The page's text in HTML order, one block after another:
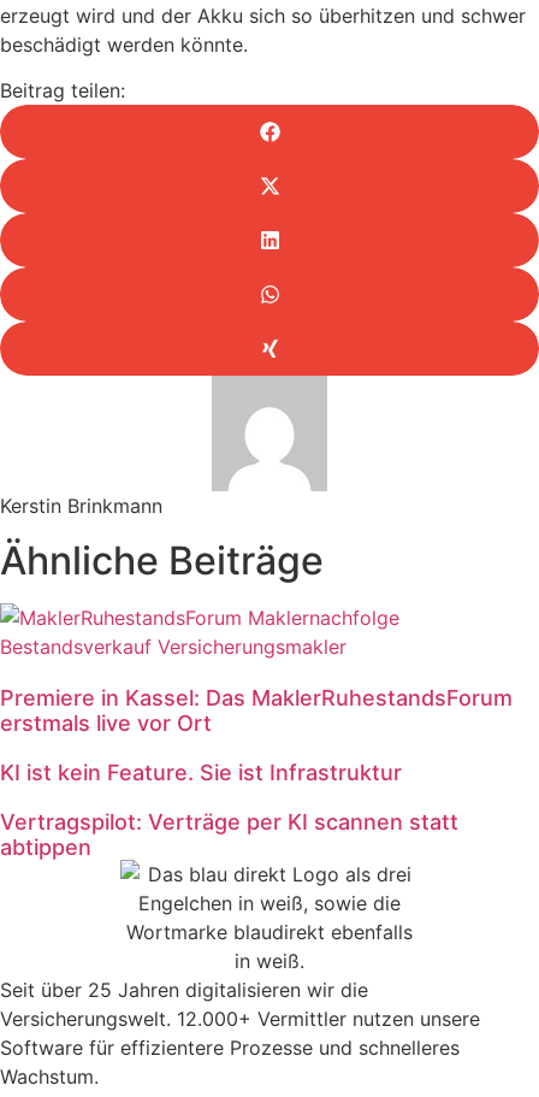
erzeugt wird und der Akku sich so überhitzen und schwer
beschädigt werden könnte.
Beitrag teilen:
Kerstin Brinkmann
Ähnliche Beiträge
Premiere in Kassel: Das MaklerRuhestandsForum
erstmals live vor Ort
KI ist kein Feature. Sie ist Infrastruktur
Vertragspilot: Verträge per KI scannen statt
abtippen
Seit über 25 Jahren digitalisieren wir die
Versicherungswelt. 12.000+ Vermittler nutzen unsere
Software für effizientere Prozesse und schnelleres
Wachstum.